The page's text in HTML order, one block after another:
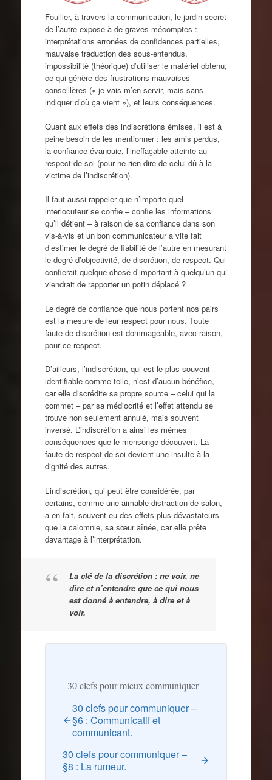
Fouiller, à travers la communication, le jardin secret
de l’autre expose à de graves mécomptes :
interprétations erronées de confidences partielles,
mauvaise traduction des sous-entendus,
impossibilité (théorique) d’utiliser le matériel obtenu,
ce qui génère des frustrations mauvaises
conseillères (« je vais m’en servir, mais sans
indiquer d’où ça vient »), et leurs conséquences.
Quant aux effets des indiscrétions émises, il est à
peine besoin de les mentionner : les amis perdus,
la confiance évanouie, l’ineffaçable atteinte au
respect de soi (pour ne rien dire de celui dû à la
victime de l’indiscrétion).
Il faut aussi rappeler que n’importe quel
interlocuteur se confie – confie les informations
qu’il détient – à raison de sa confiance dans son
vis-à-vis et un bon communicateur a vite fait
d’estimer le degré de fiabilité de l’autre en mesurant
le degré d’objectivité, de discrétion, de respect. Qui
confierait quelque chose d’important à quelqu’un qui
viendrait de rapporter un potin déplacé ?
Le degré de confiance que nous portent nos pairs
est la mesure de leur respect pour nous. Toute
faute de discrétion est dommageable, avec raison,
pour ce respect.
D’ailleurs, l’indiscrétion, qui est le plus souvent
identifiable comme telle, n’est d’aucun bénéfice,
car elle discrédite sa propre source – celui qui la
commet – par sa médiocrité et l’effet attendu se
trouve non seulement annulé, mais souvent
inversé. L’indiscrétion a ainsi les mêmes
conséquences que le mensonge découvert. La
faute de respect de soi devient une insulte à la
dignité des autres.
L’indiscrétion, qui peut être considérée, par
certains, comme une aimable distraction de salon,
a en fait, souvent eu des effets plus dévastateurs
que la calomnie, sa sœur aînée, car elle prête
davantage à l’interprétation.
La clé de la discrétion : ne voir, ne
dire et n’entendre que ce qui nous
est donné à entendre, à dire et à
voir.
30 clefs pour mieux communiquer
30 clefs pour communiquer –
§6 : Communicatif et
communicant.
30 clefs pour communiquer –
§8 : La rumeur.